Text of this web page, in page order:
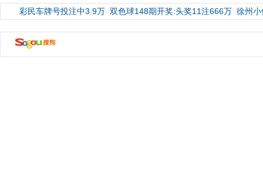
彩民车牌号投注中3.9万 双色球148期开奖:头奖11注666万 徐州